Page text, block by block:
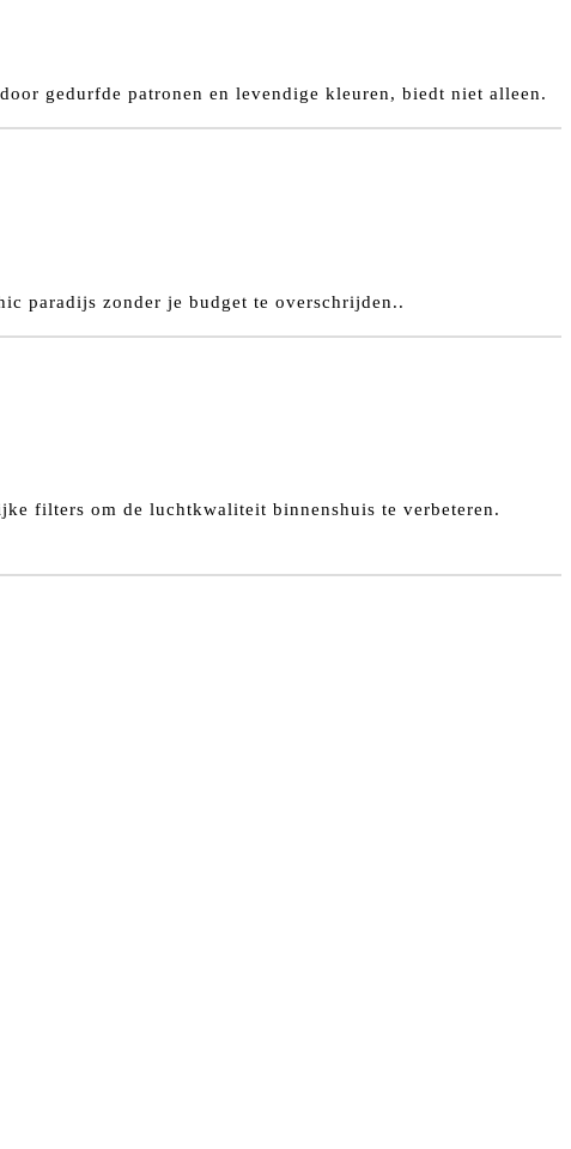
gedurfde patronen en levendige kleuren, biedt niet alleen.
paradijs zonder je budget te overschrijden..
filters om de luchtkwaliteit binnenshuis te verbeteren.